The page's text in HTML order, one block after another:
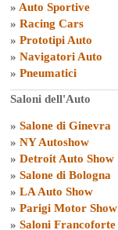
» Auto Sportive
» Racing Cars
» Prototipi Auto
» Navigatori Auto
» Pneumatici
Saloni dell'Auto
» Salone di Ginevra
» NY Autoshow
» Detroit Auto Show
» Salone di Bologna
» LA Auto Show
» Parigi Motor Show
» Saloni Francoforte